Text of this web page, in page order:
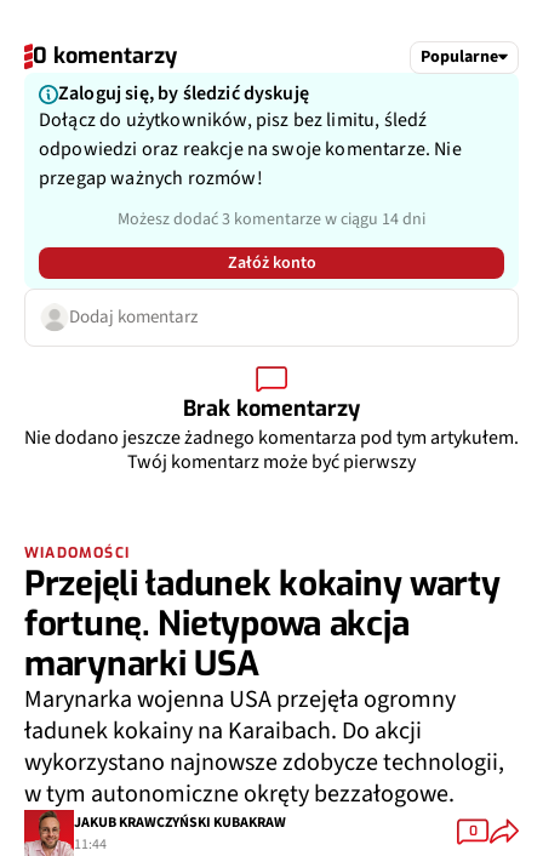
0 komentarzy Popularne
Zaloguj się, by śledzić dyskuję
Dołącz do użytkowników, pisz bez limitu, śledź
odpowiedzi oraz reakcje na swoje komentarze. Nie
przegap ważnych rozmów!
Możesz dodać 3 komentarze w ciągu 14 dni
Załóż konto
Dodaj komentarz
Brak komentarzy
Nie dodano jeszcze żadnego komentarza pod tym artykułem.
Twój komentarz może być pierwszy
WIADOMOŚCI
Przejęli ładunek kokainy warty
fortunę. Nietypowa akcja
marynarki USA
Marynarka wojenna USA przejęła ogromny
ładunek kokainy na Karaibach. Do akcji
wykorzystano najnowsze zdobycze technologii,
w tym autonomiczne okręty bezzałogowe.
JAKUB KRAWCZYŃSKI KUBAKRAW
11:44
0